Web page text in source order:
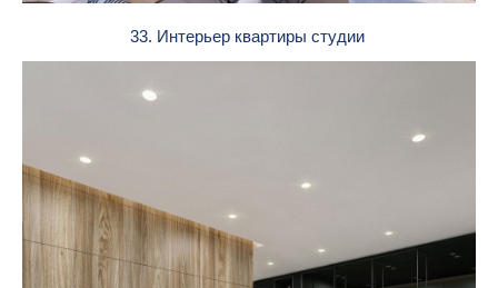
33. Интерьер квартиры студии